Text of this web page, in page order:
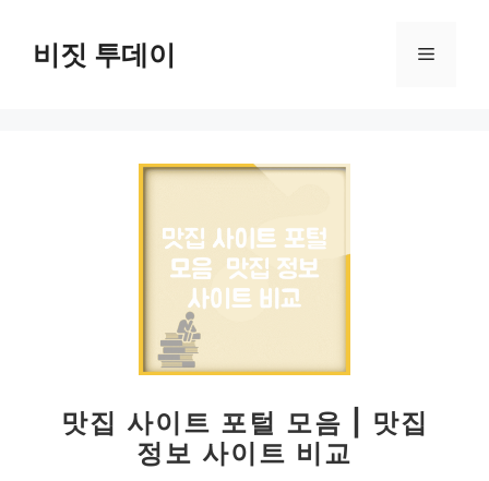
비짓 투데이 메
맛집 사이트 포털 모음 | 맛집
정보 사이트 비교